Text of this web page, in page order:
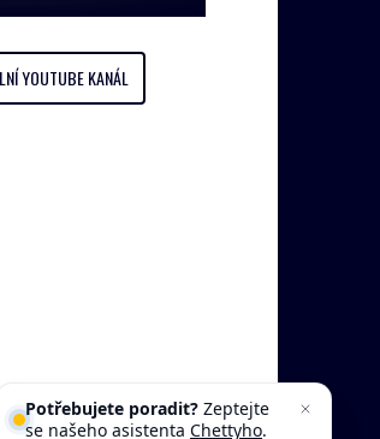
YOUTUBE KANÁL
Potřebujete poradit? Zeptejte
se našeho asistenta Chettyho.